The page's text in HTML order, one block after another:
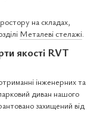
на складах,
Металеві стелажі
якості RVT
інженерних та
диван нашого
захищений від